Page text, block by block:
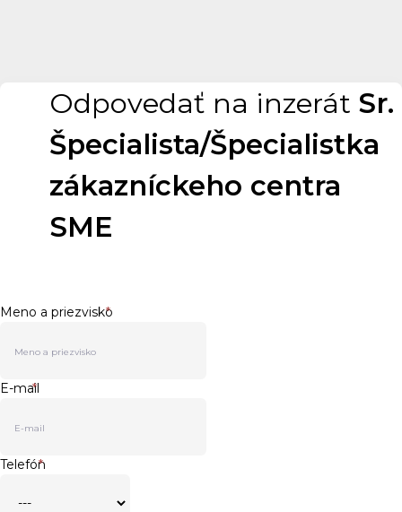
Odpovedať na inzerát Sr.
Špecialista/Špecialistka
zákazníckeho centra
SME
Meno a priezvisko
*
E-mail
*
Telefón
*